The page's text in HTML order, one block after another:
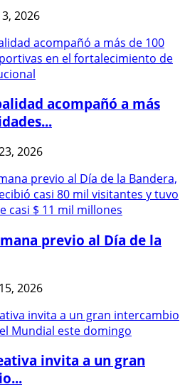
2026
acompañó a más
2026
previo al Día de la
2026
invita a un gran